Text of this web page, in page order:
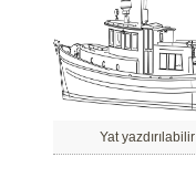
Yat yazdırılabilir